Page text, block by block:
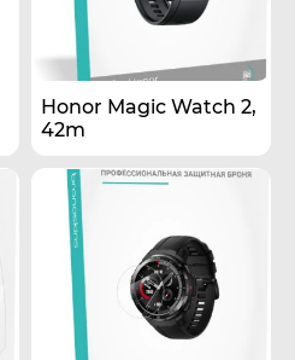
Honor Magic Watch 2,
42m